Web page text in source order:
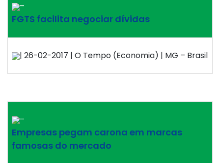
–
FGTS facilita negociar dívidas
| 26-02-2017 | O Tempo (Economia) | MG – Brasil
–
Empresas pegam carona em marcas
famosas do mercado